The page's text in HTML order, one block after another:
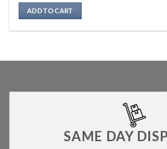
out of 5
ADD TO CART
SAME DAY